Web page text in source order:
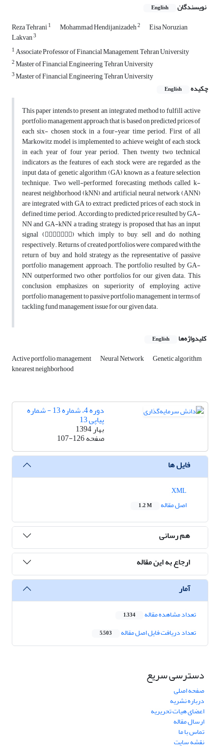
نویسندگان English
Reza Tehrani1 Mohammad Hendijanizadeh2 Eisa Noruzian
Lakvan3
1Associate Professor of Financial Management, Tehran University
2Master of Financial Engineering, Tehran University
3Master of Financial Engineering, Tehran University
چکیده
English
This paper intends to present an integrated method to fulfill active
portfolio management approach that is based on predicted prices of
each six- chosen stock in a four-year time period. First of all
Markowitz model is implemented to achieve weight of each stock
in each year of four year period. Then, twenty two technical
indicators as the features of each stock were are regarded as the
input data of genetic algorithm (GA) known as a feature selection
technique. Two well-performed forecasting methods called k-
nearest neighborhood (kNN) and artificial neural network (ANN)
are integrated with GA to extract predicted prices of each stock in
defined time period. According to predicted price resulted by GA-
NN and GA-kNN, a trading strategy is proposed that has an input
signal () which imply to buy, sell and do nothing
respectively. Returns of created portfolios were compared with the
return of buy and hold strategy as the representative of passive
portfolio management approach. The portfolio resulted by GA-
NN outperformed two other portfolios for our given data. This
conclusion emphasizes on superiority of employing active
portfolio management to passive portfolio management in terms of
tackling fund management issue for our given data.
کلیدواژه‌ها English
Active portfolio management Neural Network Genetic algorithm
knearest neighborhood
دوره 4، شماره 13 - شماره
پیاپی 13
بهار 1394
صفحه107-126
فایل ها
اصل مقاله
1.2 M
هم رسانی
ارجاع به این مقاله
آمار
تعداد مشاهده مقاله 1,334
تعداد دریافت فایل اصل مقاله 5,503
دسترسی سریع
صفحه اصلی
درباره نشریه
اعضای هیات تحریریه
ارسال مقاله
تماس با ما
نقشه سایت